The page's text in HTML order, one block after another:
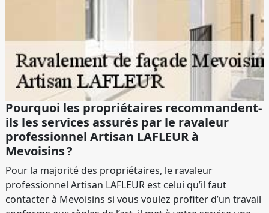
Pourquoi les propriétaires recommandent-
ils les services assurés par le ravaleur
professionnel Artisan LAFLEUR à
Mevoisins ?
Pour la majorité des propriétaires, le ravaleur
professionnel Artisan LAFLEUR est celui qu’il faut
contacter à Mevoisins si vous voulez profiter d’un travail